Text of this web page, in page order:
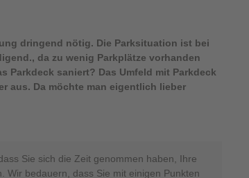
dringend nötig. Die Parksituation ist bei
da zu wenig Parkplätze vorhanden
Parkdeck saniert? Das Umfeld mit Parkdeck
aus. Da möchte man eigentlich lieber
Sie sich die Zeit genommen haben, Ihre
Wir bedauern, dass Sie mit einigen Punkten